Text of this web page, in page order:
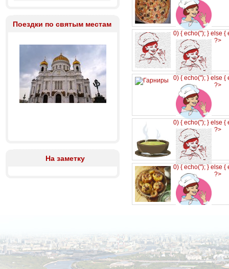
Поездки по святым местам
На заметку
0) { echo(''); } else {
?>
0) { echo(''); } else {
?>
0) { echo(''); } else {
?>
0) { echo(''); } else {
?>